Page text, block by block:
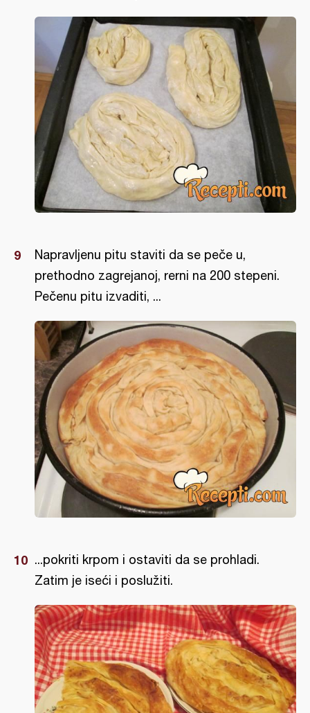
Napravljenu pitu staviti da se peče u,
prethodno zagrejanoj, rerni na 200 stepeni.
Pečenu pitu izvaditi, ...
...pokriti krpom i ostaviti da se prohladi.
Zatim je iseći i poslužiti.